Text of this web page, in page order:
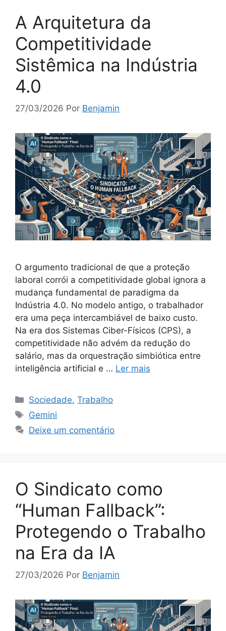
A Arquitetura da
Competitividade
Sistêmica na Indústria
4.0
27/03/2026 Por Benjamin
O argumento tradicional de que a proteção
laboral corrói a competitividade global ignora a
mudança fundamental de paradigma da
Indústria 4.0. No modelo antigo, o trabalhador
era uma peça intercambiável de baixo custo.
Na era dos Sistemas Ciber-Físicos (CPS), a
competitividade não advém da redução do
salário, mas da orquestração simbiótica entre
inteligência artificial e … Ler mais
Categorias
Sociedade,Trabalho
Tags
Gemini
Deixe um comentário
O Sindicato como
“Human Fallback”:
Protegendo o Trabalho
na Era da IA
27/03/2026 Por Benjamin